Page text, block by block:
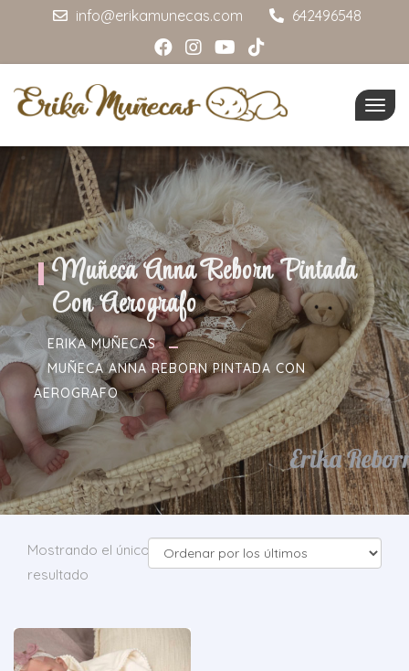
info@erikamunecas.com 642496548
Muñeca Anna Reborn Pintada
Con Aerografo
ERIKA MUÑECAS
MUÑECA ANNA REBORN PINTADA CON
AEROGRAFO
Mostrando el único
resultado